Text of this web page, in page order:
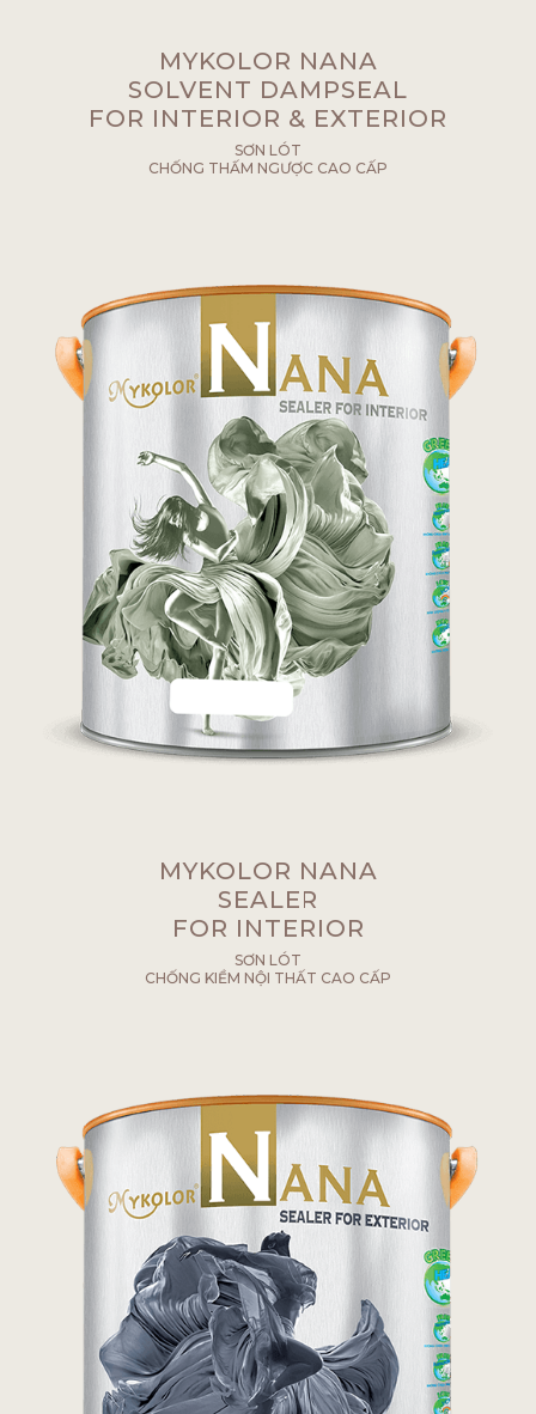
MYKOLOR NANA
SOLVENT DAMPSEAL
FOR INTERIOR & EXTERIOR
SƠN LÓT
CHỐNG THẤM NGƯỢC CAO CẤP
MYKOLOR NANA
SEALER
FOR INTERIOR
SƠN LÓT
CHỐNG KIỀM NỘI THẤT CAO CẤP